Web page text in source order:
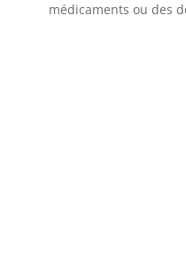
médicaments ou des